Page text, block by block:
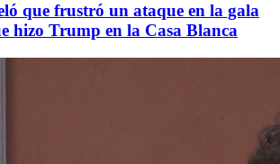
que frustró un ataque en la gala
hizo Trump en la Casa Blanca